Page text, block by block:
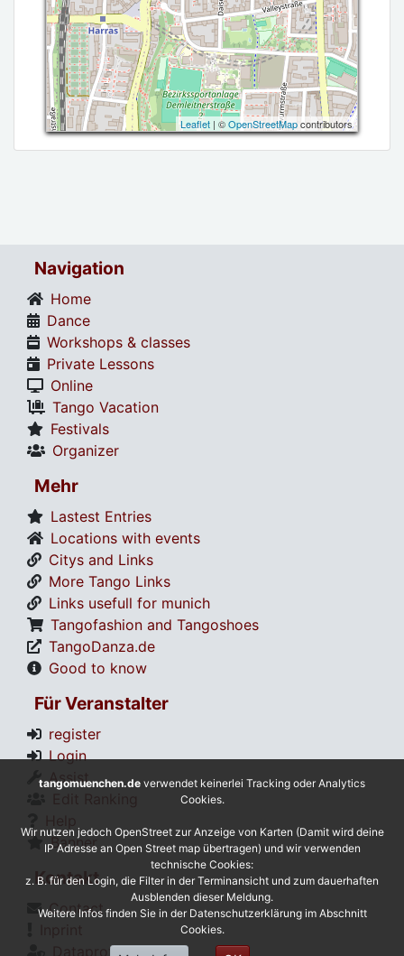
Leaflet | ©OpenStreetMapcontributors
Navigation
Home
Dance
Workshops & classes
Private Lessons
Online
Tango Vacation
Festivals
Organizer
Mehr
Lastest Entries
Locations with events
Citys and Links
More Tango Links
Links usefull for munich
Tangofashion and Tangoshoes
TangoDanza.de
Good to know
Für Veranstalter
register
Login
Assist
Banner
Kontakt
Contact
Dataprotection
tangomuenchen.de verwendet keinerlei Tracking oder Analytics
Cookies.
Wir nutzen jedoch OpenStreet zur Anzeige von Karten (Damit wird deine
IP Adresse an Open Street map übertragen) und wir verwenden
technische Cookies:
z. B. für den Login, die Filter in der Terminansicht und zum dauerhaften
Ausblenden dieser Meldung.
Weitere Infos finden Sie in der Datenschutzerklärung im Abschnitt
Cookies.